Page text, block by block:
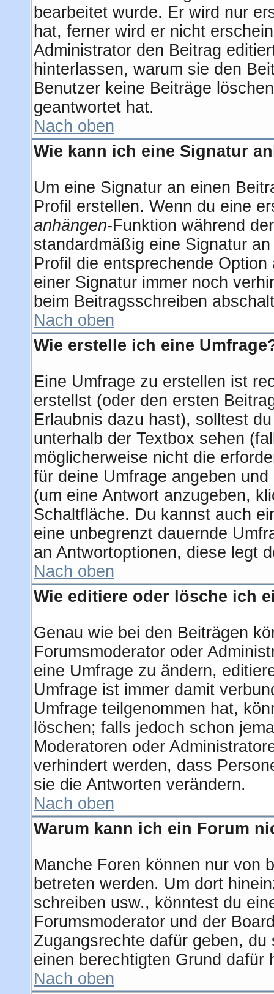
bearbeitet wurde. Er wird nur
hat, ferner wird er nicht
Administrator den Beitrag
hinterlassen, warum sie den
Benutzer keine Beiträge
geantwortet hat.
Nach oben
Wie kann ich eine Signatur
Um eine Signatur an einen
Profil erstellen. Wenn du eine
anhängen-Funktion während
standardmäßig eine Signatur
Profil die entsprechende
einer Signatur immer noch
beim Beitragsschreiben
Nach oben
Wie erstelle ich eine
Eine Umfrage zu erstellen ist
erstellst (oder den ersten
Erlaubnis dazu hast), solltest
unterhalb der Textbox sehen
möglicherweise nicht die
für deine Umfrage angeben
(um eine Antwort anzugeben,
Schaltfläche. Du kannst auch
eine unbegrenzt dauernde
an Antwortoptionen, diese legt
Nach oben
Wie editiere oder lösche ich
Genau wie bei den Beiträgen
Forumsmoderator oder
eine Umfrage zu ändern,
Umfrage ist immer damit
Umfrage teilgenommen hat,
löschen; falls jedoch schon
Moderatoren oder
verhindert werden, dass
sie die Antworten verändern.
Nach oben
Warum kann ich ein Forum
Manche Foren können nur von
betreten werden. Um dort
schreiben usw., könntest du
Forumsmoderator und der
Zugangsrechte dafür geben,
einen berechtigten Grund dafür
Nach oben